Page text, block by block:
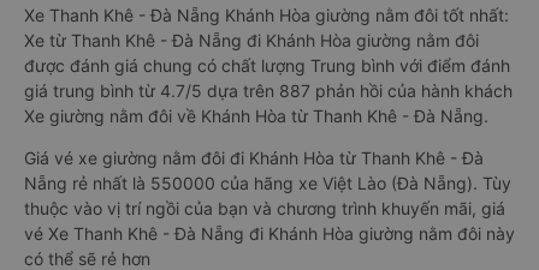
Xe Thanh Khê - Đà Nẵng Khánh Hòa giường nằm đôi tốt nhất:
Xe từ Thanh Khê - Đà Nẵng đi Khánh Hòa giường nằm đôi
được đánh giá chung có chất lượng Trung bình với điểm đánh
giá trung bình từ 4.7/5 dựa trên 887 phản hồi của hành khách
Xe giường nằm đôi về Khánh Hòa từ Thanh Khê - Đà Nẵng.
Giá vé xe giường nằm đôi đi Khánh Hòa từ Thanh Khê - Đà
Nẵng rẻ nhất là 550000 của hãng xe Việt Lào (Đà Nẵng). Tùy
thuộc vào vị trí ngồi của bạn và chương trình khuyến mãi, giá
vé Xe Thanh Khê - Đà Nẵng đi Khánh Hòa giường nằm đôi này
có thể sẽ rẻ hơn